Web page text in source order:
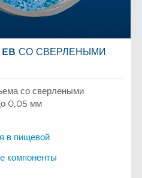
СО СВЕРЛЕНЫМИ
со сверлеными
0,05 мм
в пищевой
компоненты